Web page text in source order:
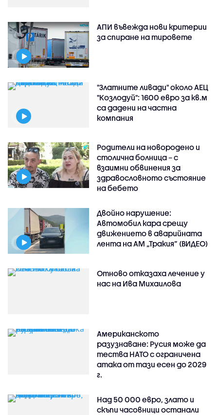
АПИ въвежда нови критерии
за спиране на тировете
"Златните ливади" около АЕЦ
"Козлодуй": 1600 евро за кв.м
са дадени на частна
компания
Родители на новородено и
столична болница – с
взаимни обвинения за
здравословното състояние
на бебето
Двойно нарушение:
Автомобил кара срещу
движението в аварийната
лента на АМ „Тракия” (ВИДЕО)
Отново отказаха лечение у
нас на Ива Михаилова
Американското
разузнаване: Русия може да
тества НАТО с ограничена
атака от тази есен до 2029
г.
Над 50 000 евро, злато и
скъпи часовници останали